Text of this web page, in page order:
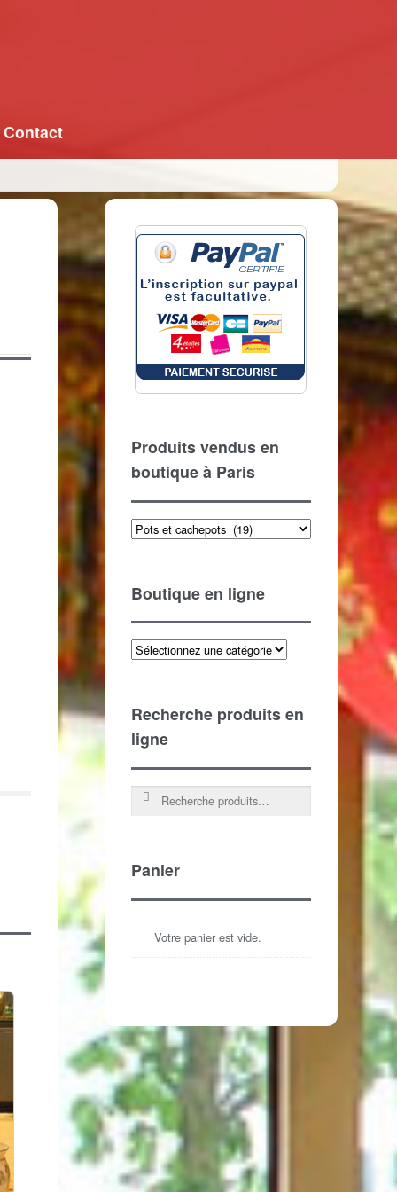
Contact
Produits vendus en
boutique à Paris
Produits vendus en boutique à Paris
Boutique en ligne
Recherche produits en
ligne
Recherche pour :
Panier
Votre panier est vide.